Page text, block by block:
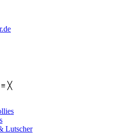
≡ ╳
Lutscher